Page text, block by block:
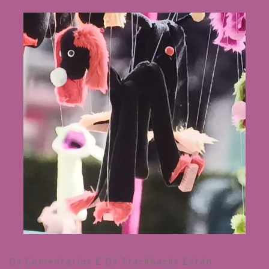
Os Comentarios E Os Trackbacks Están